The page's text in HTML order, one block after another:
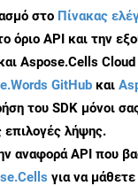
στο Πίνακας
όριο API και την
Aspose.Cells Cloud
GitHub και
του SDK μόνοι
επιλογές λήψης.
αναφορά API που
για να